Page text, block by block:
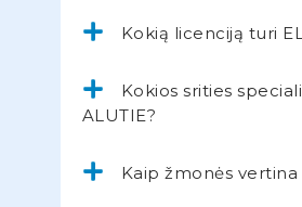
Kokią licenciją turi
Kokios srities
ALUTIE?
Kaip žmonės vertina